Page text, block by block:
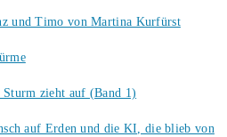
und Timo von Martina Kurfürst
zieht auf (Band 1)
auf Erden und die KI, die blieb von